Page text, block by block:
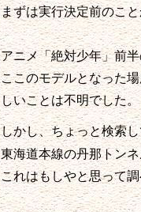
まずは実行決定前のこ
アニメ「絶対少年」前
ここのモデルとなった
しいことは不明でした。
しかし、ちょっと検索
東海道本線の丹那トン
これはもしやと思って